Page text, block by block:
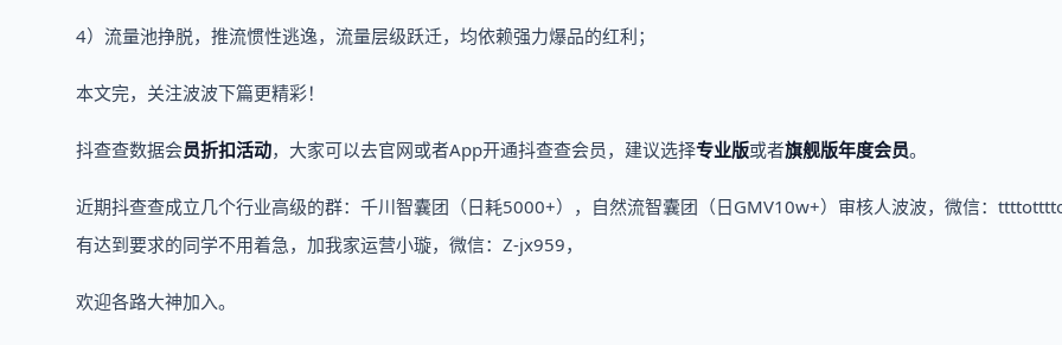
4）流量池挣脱，推流惯性逃逸，流量层级跃迁，均依赖强力爆品的红利；
本文完，关注波波下篇更精彩！
抖查查数据会员折扣活动，大家可以去官网或者App开通抖查查会员，建议选择专业版或者旗舰版年度会员。
近期抖查查成立几个行业高级的群：千川智囊团（日耗5000+），自然流智囊团（日GMV10w+）审核人波波，微信：
有达到要求的同学不用着急，加我家运营小璇，微信：Z-jx959，
欢迎各路大神加入。